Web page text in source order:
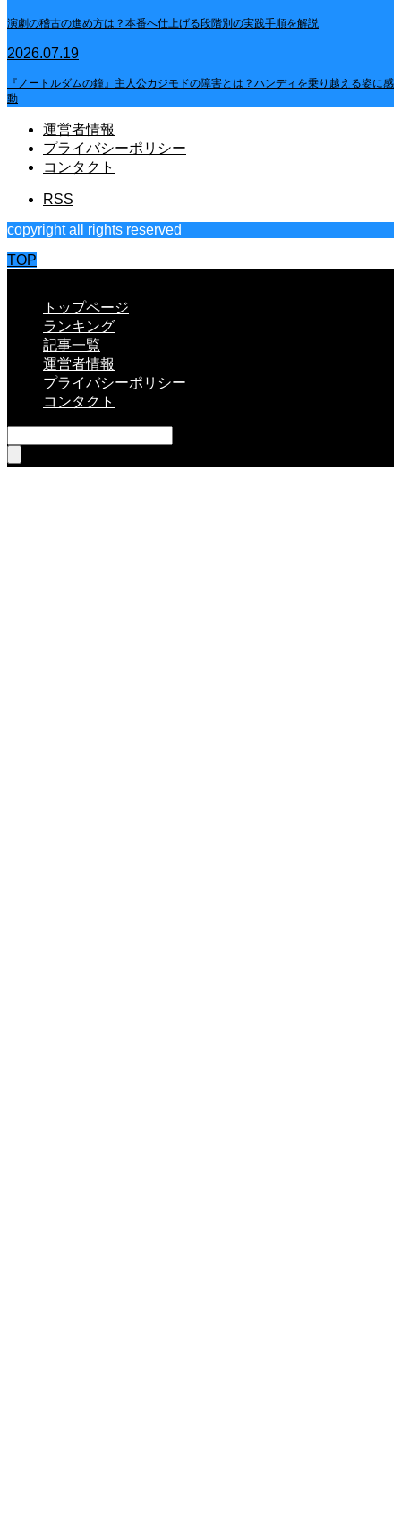
演劇の稽古の進め方は？本番へ仕上げる段階別の実践手順を解説
2026.07.19
『ノートルダムの鐘』主人公カジモドの障害とは？ハンディを乗り越える姿に感
動
運営者情報
プライバシーポリシー
コンタクト
RSS
copyright all rights reserved
TOP
トップページ
ランキング
記事一覧
運営者情報
プライバシーポリシー
コンタクト